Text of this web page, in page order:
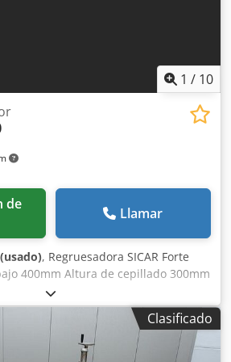
1 / 10
Llamar
, Regruesadora SICAR Forte
400mm Altura de cepillado 300mm
Eje con cuchillas convencionales Eje
del eje 5200r.p.m. Elevación y
la superficie de trabajo Motor
de avance Certificado CE
Clasificado